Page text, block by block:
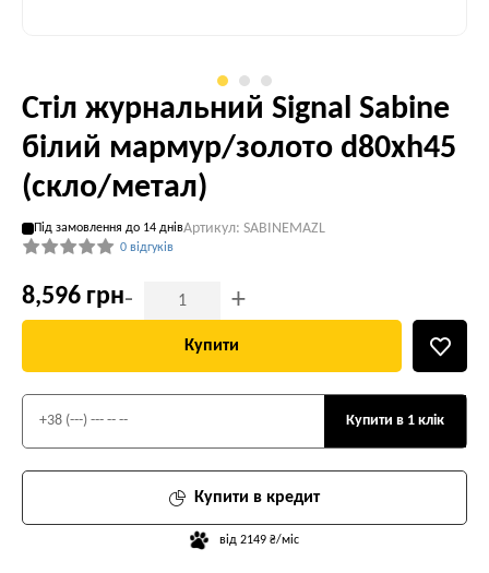
Стіл журнальний Signal Sabine
білий мармур/золото d80хh45
(скло/метал)
Під замовлення до 14 днівАртикул: SABINEMAZL
0 відгуків
8,596 грн- +
Купити
Купити в кредит
від 2149 ₴/міс
Купити в 1 клік